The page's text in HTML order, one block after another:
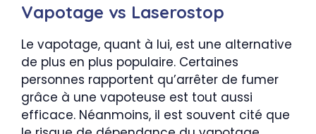
Vapotage vs Laserostop
Le vapotage, quant à lui, est une alternative
de plus en plus populaire. Certaines
personnes rapportent qu’arrêter de fumer
grâce à une vapoteuse est tout aussi
efficace. Néanmoins, il est souvent cité que